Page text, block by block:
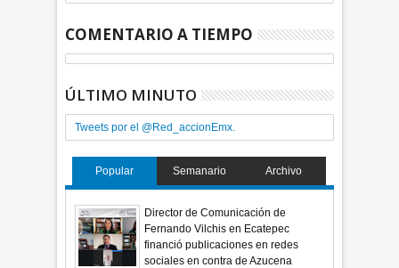
COMENTARIO A TIEMPO
ÚLTIMO MINUTO
Tweets por el @Red_accionEmx.
Popular Semanario Archivo
Director de Comunicación de
Fernando Vilchis en Ecatepec
financió publicaciones en redes
sociales en contra de Azucena